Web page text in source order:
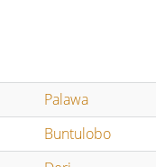
Palawa
Buntulobo